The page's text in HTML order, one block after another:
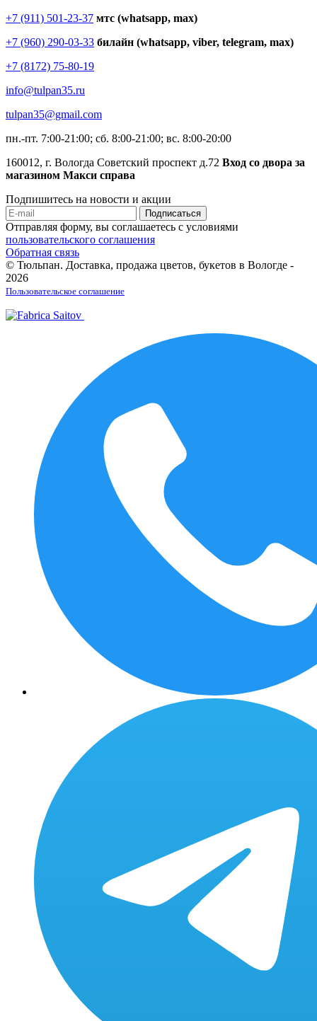
+7 (911) 501-23-37 мтс (whatsapp, max)
+7 (960) 290-03-33 билайн (whatsapp, viber, telegram, max)
+7 (8172) 75-80-19
info@tulpan35.ru
tulpan35@gmail.com
пн.-пт. 7:00-21:00; сб. 8:00-21:00; вс. 8:00-20:00
160012, г. Вологда Советский проспект д.72 Вход со двора за
магазином Макси справа
Подпишитесь на новости и акции
Отправляя форму, вы соглашаетесь с условиями
пользовательского соглашения
Обратная связь
© Тюльпан. Доставка, продажа цветов, букетов в Вологде -
2026
Пользовательское соглашение